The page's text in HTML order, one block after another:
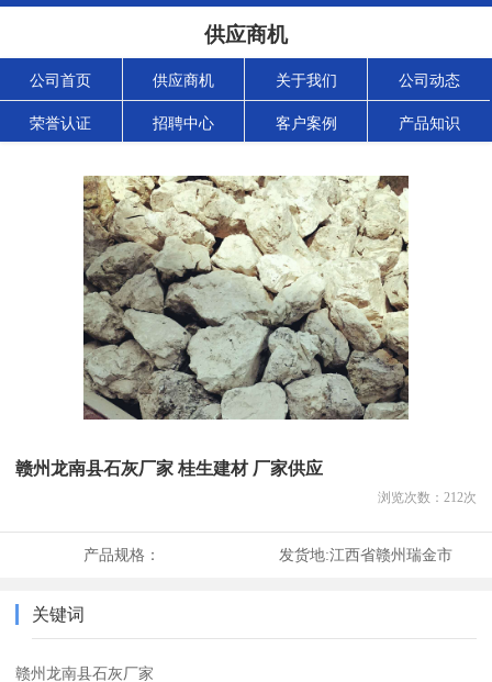
供应商机
公司首页 供应商机 关于我们 公司动态
荣誉认证 招聘中心 客户案例 产品知识
赣州龙南县石灰厂家 桂生建材 厂家供应
浏览次数： 212次
产品规格： 发货地:江西省赣州瑞金市
关键词
赣州龙南县石灰厂家